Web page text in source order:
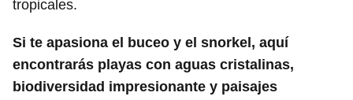
tropicales.
Si te apasiona el buceo y el snorkel, aquí
encontrarás playas con aguas cristalinas,
biodiversidad impresionante y paisajes